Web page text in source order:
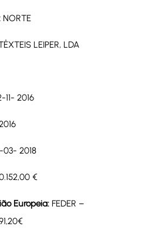
NORTE
LEIPER, LDA
11- 2016
03- 2018
€
Europeia: FEDER –